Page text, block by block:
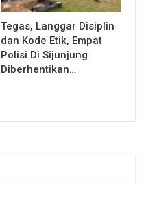
Tegas, Langgar Disiplin
dan Kode Etik, Empat
Polisi Di Sijunjung
Diberhentikan…